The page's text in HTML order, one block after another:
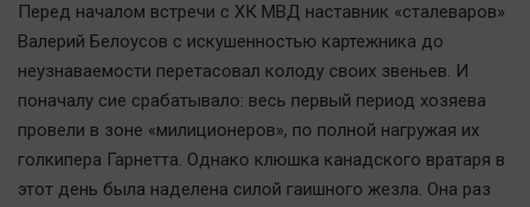
Курилка
Мнения
Спорт
Отраслевые темы
Перед началом встречи с ХК МВД наставник «сталеваров»
Валерий Белоусов с искушенностью картежника до
неузнаваемости перетасовал колоду своих звеньев. И
поначалу сие срабатывало: весь первый период хозяева
провели в зоне «милиционеров», по полной нагружая их
голкипера Гарнетта. Однако клюшка канадского вратаря в
этот день была наделена силой гаишного жезла. Она раз